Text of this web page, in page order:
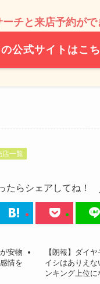
チと来店予約がで
公式サイトはこ
店一覧
たらシェアしてね！
安物
情を
【朗報】ダイ
イシはありえな
ンキング上位に